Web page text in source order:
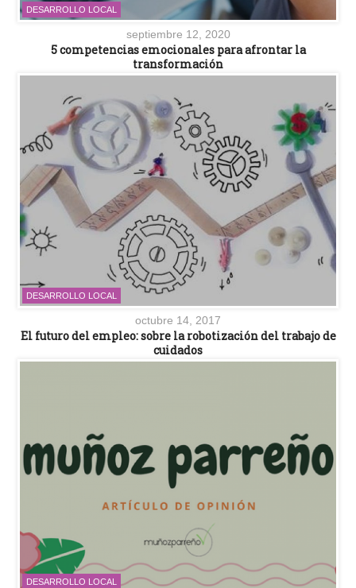
DESARROLLO LOCAL
septiembre 12, 2020
5 competencias emocionales para afrontar la
transformación
DESARROLLO LOCAL
octubre 14, 2017
El futuro del empleo: sobre la robotización del trabajo de
cuidados
DESARROLLO LOCAL